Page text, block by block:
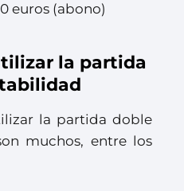
euros (abono)
la partida
la partida doble
muchos, entre los